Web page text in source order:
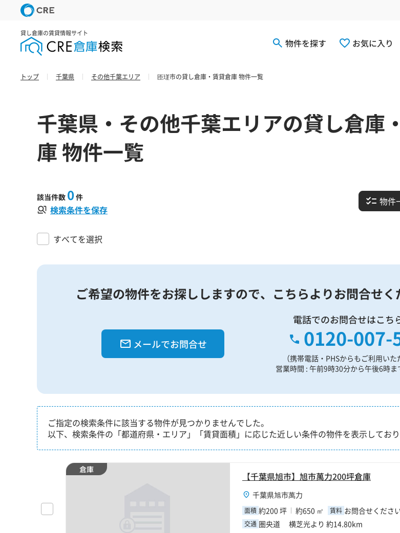
貸し倉庫の賃貸情報サイト
物件を探す お気に入り
トップ 千葉県 その他千葉エリア 匝瑳市の貸し倉庫・賃貸倉庫 物件一覧
千葉県・その他千葉エリアの貸し倉庫
庫 物件一覧
該当件数 0 件
検索条件を保存
物件
すべてを選択
ご希望の物件をお探ししますので、 こちらよりお問合せく
メールでお問合せ
電話でのお問合せはこち
0120-007-
（携帯電話・PHSからもご利用いた
営業時間 : 午前9時30分から午後6時ま
ご指定の検索条件に該当する物件が見つかりませんでした。
以下、検索条件の「都道府県・エリア」「賃貸面積」に応じた近しい条件の物件を表示しており
倉庫
【千葉県旭市】旭市萬力200坪倉庫
千葉県旭市萬力
面積 約200 坪 約650 ㎡ 賃料 お問合せくださ
交通 圏央道 横芝光より 約14.80km